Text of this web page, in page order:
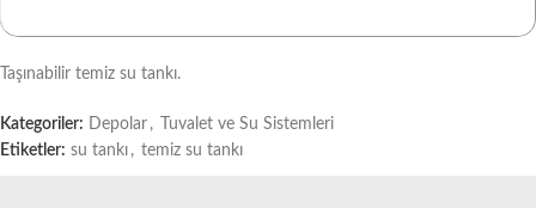
Taşınabilir temiz su tankı.
Kategoriler: Depolar ,
Tuvalet ve Su Sistemleri
Etiketler: su tankı , temiz su tankı